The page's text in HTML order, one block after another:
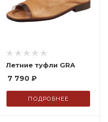
Летние туфли GRA
7 790₽
ПОДРОБНЕЕ